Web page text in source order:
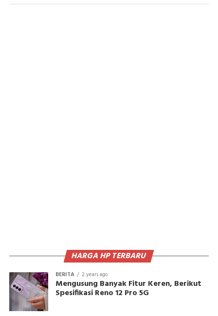
HARGA HP TERBARU
BERITA 2 years ago
Mengusung Banyak Fitur Keren, Berikut
Spesifikasi Reno 12 Pro 5G